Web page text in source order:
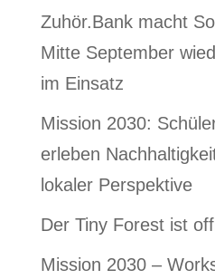
Zuhör.Bank macht
Mitte September
im Einsatz
Mission 2030:
erleben
lokaler Perspektive
Der Tiny Forest ist
Mission 2030 –